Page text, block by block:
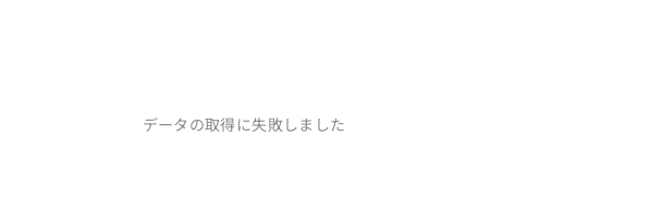
データの取得に失敗しました